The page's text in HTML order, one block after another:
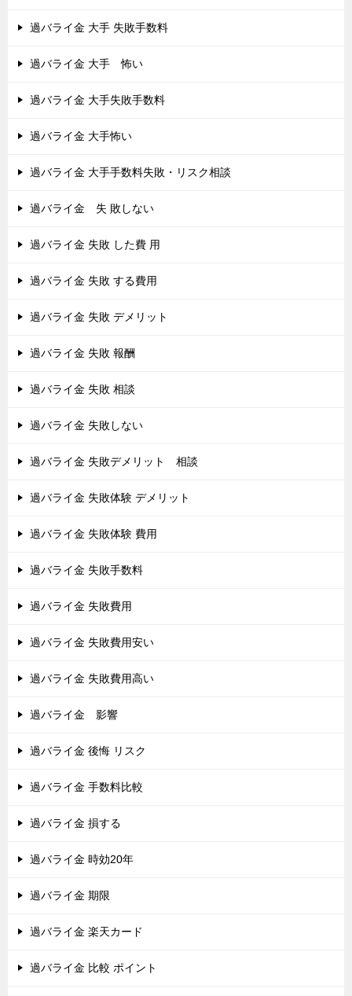
過バライ金 大手 失敗手数料
過バライ金 大手 怖い
過バライ金 大手失敗手数料
過バライ金 大手怖い
過バライ金 大手手数料失敗・リスク相談
過バライ金 失 敗しない
過バライ金 失敗 した費 用
過バライ金 失敗 する費用
過バライ金 失敗 デメリット
過バライ金 失敗 報酬
過バライ金 失敗 相談
過バライ金 失敗しない
過バライ金 失敗デメリット 相談
過バライ金 失敗体験 デメリット
過バライ金 失敗体験 費用
過バライ金 失敗手数料
過バライ金 失敗費用
過バライ金 失敗費用安い
過バライ金 失敗費用高い
過バライ金 影響
過バライ金 後悔 リスク
過バライ金 手数料比較
過バライ金 損する
過バライ金 時効20年
過バライ金 期限
過バライ金 楽天カード
過バライ金 比較 ポイント